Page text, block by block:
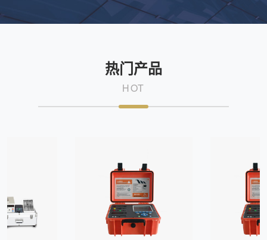
热门产品
HOT